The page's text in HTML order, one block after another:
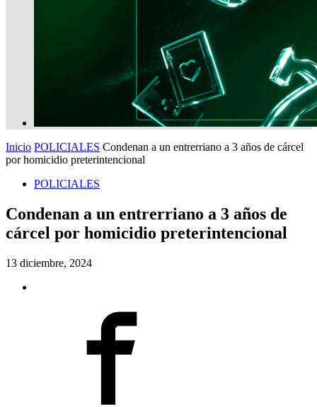
Inicio POLICIALES Condenan a un entrerriano a 3 años de cárcel
por homicidio preterintencional
POLICIALES
Condenan a un entrerriano a 3 años de
cárcel por homicidio preterintencional
13 diciembre, 2024